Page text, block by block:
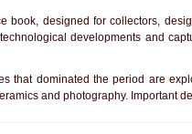
book, designed for collectors,
developments and
that dominated the period are
and photography. Important